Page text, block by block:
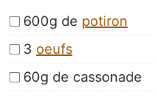
600g de potiron
3 oeufs
60g de cassonade